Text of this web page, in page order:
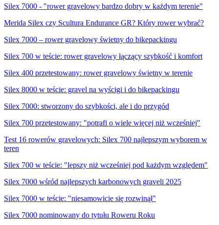
Silex 7000 - "rower gravelowy bardzo dobry w każdym terenie"
Merida Silex czy Scultura Endurance GR? Który rower wybrać?
Silex 7000 – rower gravelowy świetny do bikepackingu
Silex 700 w teście: rower gravelowy łączący szybkość i komfort
Silex 400 przetestowany: rower gravelowy świetny w terenie
Silex 8000 w teście: gravel na wyścigi i do bikepackingu
Silex 7000: stworzony do szybkości, ale i do przygód
Silex 700 przetestowany: "potrafi o wiele więcej niż wcześniej"
Test 16 rowerów gravelowych: Silex 700 najlepszym wyborem w
teren
Silex 700 w teście: "lepszy niż wcześniej pod każdym względem"
Silex 7000 wśród najlepszych karbonowych graveli 2025
Silex 7000 w teście: "niesamowicie się rozwinął"
Silex 7000 nominowany do tytułu Roweru Roku